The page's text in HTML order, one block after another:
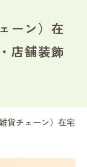
ーン）在
店舗装飾
貨チェーン）在宅